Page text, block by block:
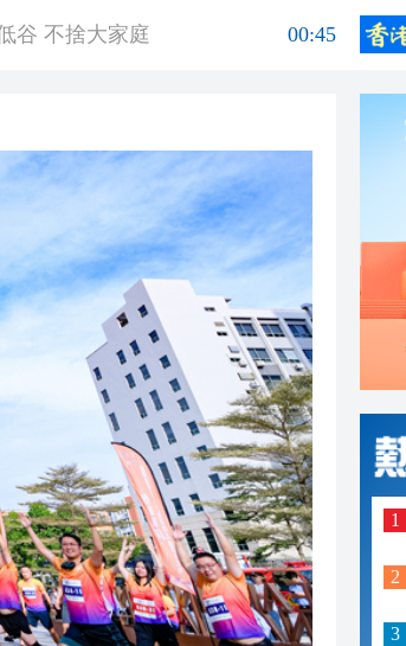
谷 不捨大家庭
00:45
情誼 有歡亦有淚 緬懷「豹
23:45
23:29